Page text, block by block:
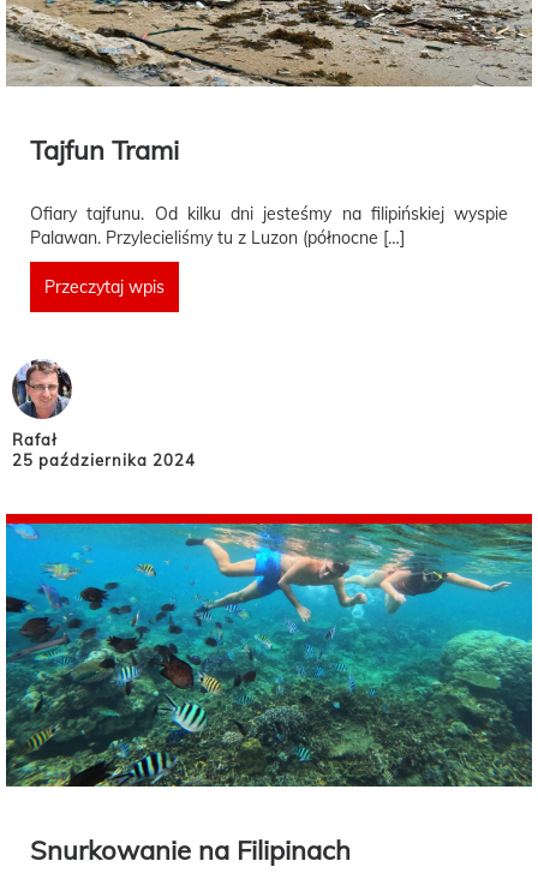
Tajfun Trami
Ofiary tajfunu. Od kilku dni jesteśmy na filipińskiej wyspie
Palawan. Przylecieliśmy tu z Luzon (północne […]
Przeczytaj wpis
Rafał
25 października 2024
Snurkowanie na Filipinach